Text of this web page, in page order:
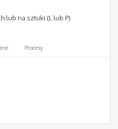
lub na sztuki (L lub P)
Procesy